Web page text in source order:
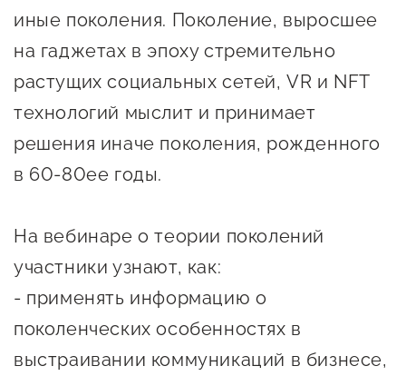
Имущественная поддержка
Консультационная поддержка
Образовательная поддержка
инновационно-
технологического
предпринимательства
Поддержка социальных
предпринимателей
иные поколения. Поколение, выросшее
на гаджетах в эпоху стремительно
растущих социальных сетей, VR и NFT
технологий мыслит и принимает
решения иначе поколения, рожденного
в 60-80ее годы.
На вебинаре о теории поколений
участники узнают, как:
- применять информацию о
поколенческих особенностях в
выстраивании коммуникаций в бизнесе,